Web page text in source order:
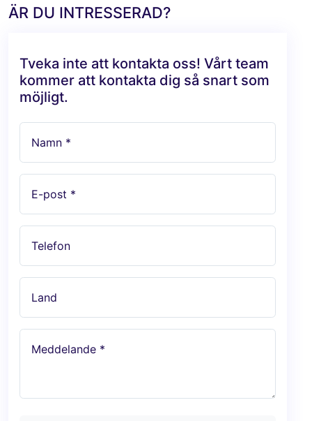
ÄR DU INTRESSERAD?
Tveka inte att kontakta oss! Vårt team
kommer att kontakta dig så snart som
möjligt.
Namn *
E-post *
Telefon
Land
Meddelande *